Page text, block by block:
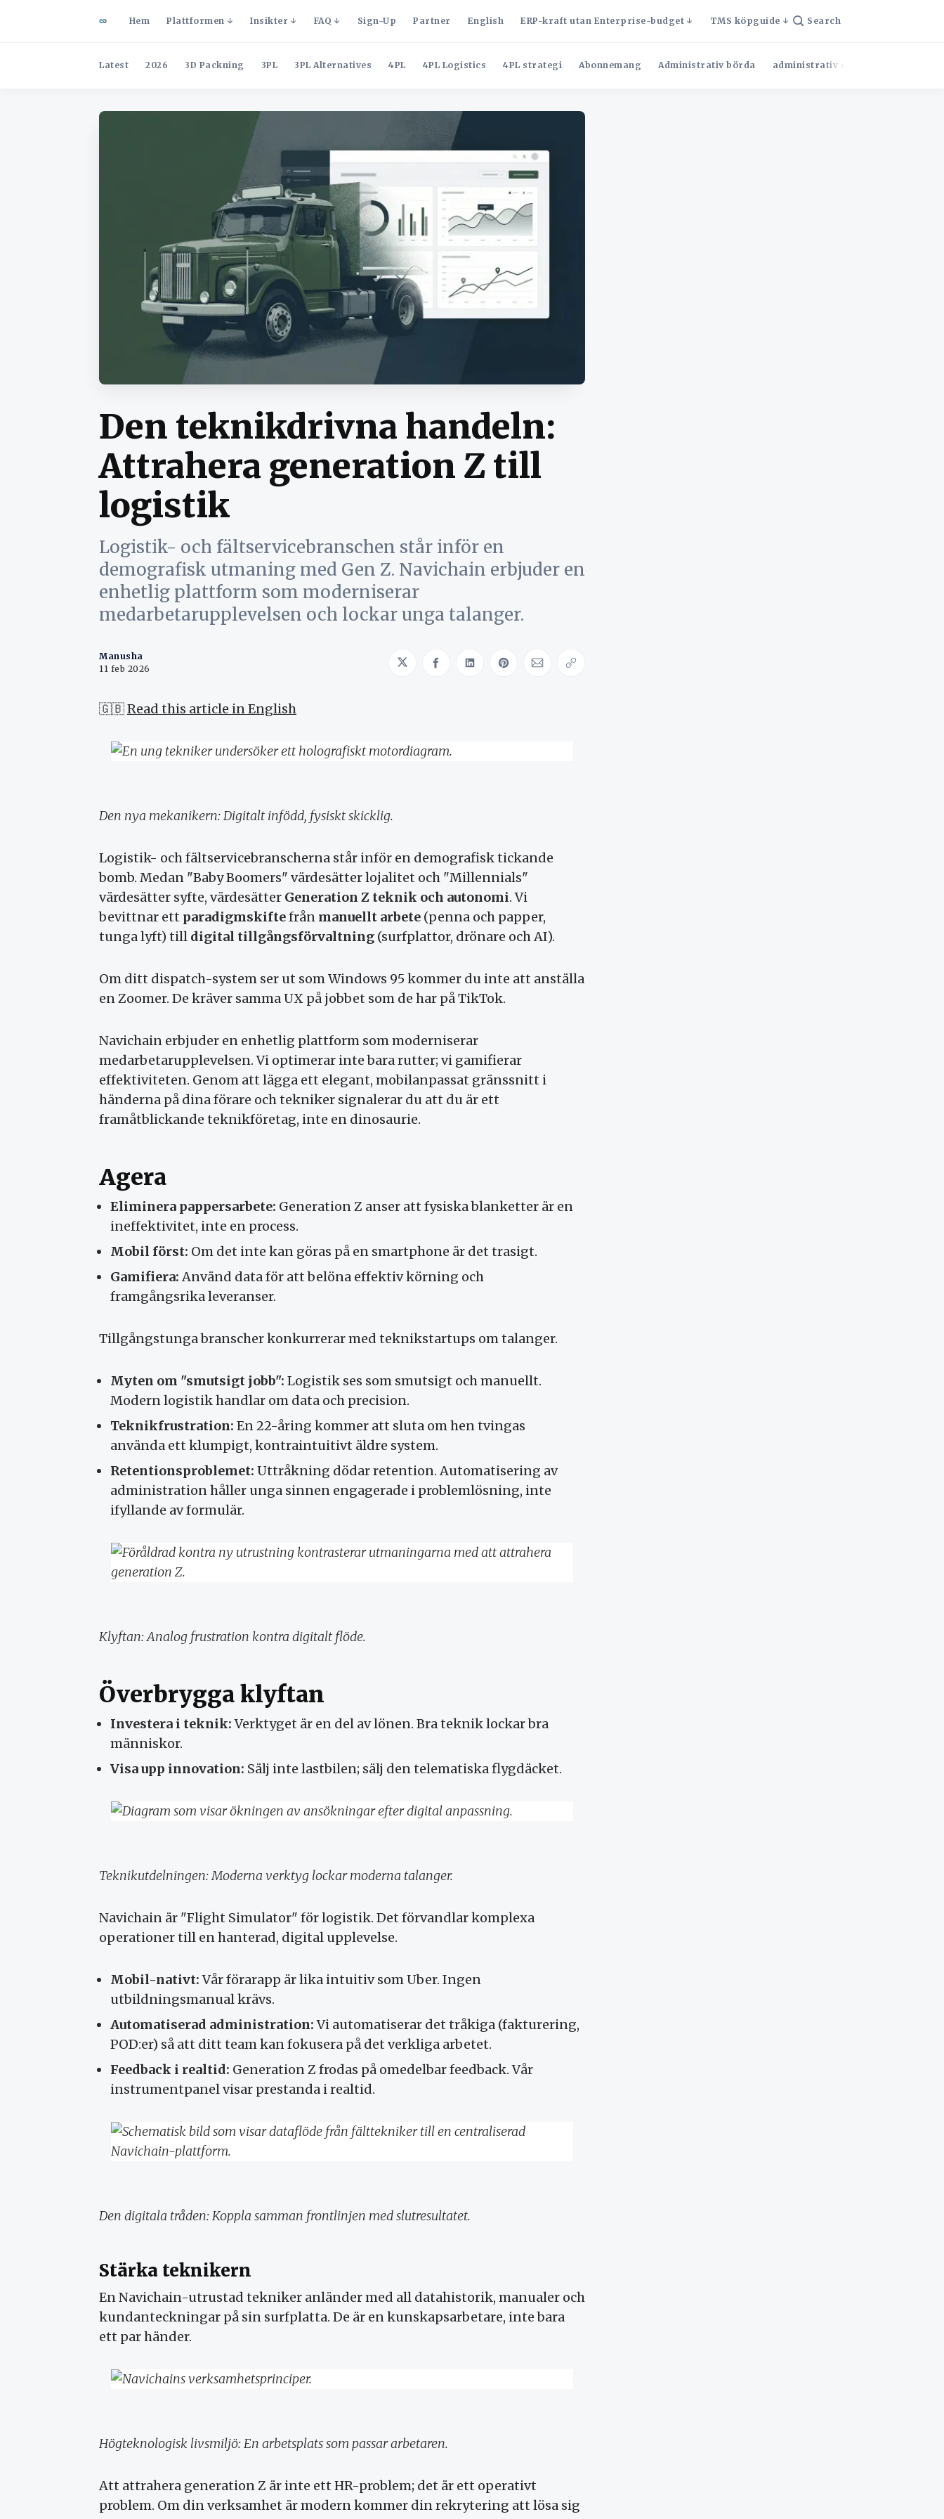
Hem Plattformen Insikter FAQ Sign-Up Partner English ERP-kraft utan Enterprise-budget TMS köpguide Search
Latest 2026 3D Packning 3PL 3PL Alternatives 4PL 4PL Logistics 4PL strategi Abonnemang Administrativ börda administrativ effektivitet
Den teknikdrivna handeln:
Attrahera generation Z till
logistik
Logistik- och fältservicebranschen står inför en
demografisk utmaning med Gen Z. Navichain erbjuder en
enhetlig plattform som moderniserar
medarbetarupplevelsen och lockar unga talanger.
Manusha
11 feb 2026
Share on Twitter
Share on Facebook
Share on LinkedIn
Share on Pinterest
Share via Email
Copy link
🇬🇧Read this article in English
Den nya mekanikern: Digitalt infödd, fysiskt skicklig.
Logistik- och fältservicebranscherna står inför en demografisk tickande
bomb. Medan "Baby Boomers" värdesätter lojalitet och "Millennials"
värdesätter syfte, värdesätter Generation Z teknik och autonomi. Vi
bevittnar ett paradigmskiftefrån manuellt arbete (penna och papper,
tunga lyft) till digital tillgångsförvaltning (surfplattor, drönare och AI).
Om ditt dispatch-system ser ut som Windows 95 kommer du inte att anställa
en Zoomer. De kräver samma UX på jobbet som de har på TikTok.
Navichain erbjuder en enhetlig plattform som moderniserar
medarbetarupplevelsen. Vi optimerar inte bara rutter; vi gamifierar
effektiviteten. Genom att lägga ett elegant, mobilanpassat gränssnitt i
händerna på dina förare och tekniker signalerar du att du är ett
framåtblickande teknikföretag, inte en dinosaurie.
Agera
Eliminera pappersarbete: Generation Z anser att fysiska blanketter är en
ineffektivitet, inte en process.
Mobil först: Om det inte kan göras på en smartphone är det trasigt.
Gamifiera:Använd data för att belöna effektiv körning och
framgångsrika leveranser.
Tillgångstunga branscher konkurrerar med teknikstartups om talanger.
Myten om "smutsigt jobb": Logistik ses som smutsigt och manuellt.
Modern logistik handlar om data och precision.
Teknikfrustration: En 22-åring kommer att sluta om hen tvingas
använda ett klumpigt, kontraintuitivt äldre system.
Retentionsproblemet: Uttråkning dödar retention. Automatisering av
administration håller unga sinnen engagerade i problemlösning, inte
ifyllande av formulär.
Klyftan: Analog frustration kontra digitalt flöde.
Överbrygga klyftan
Investera i teknik:Verktyget är en del av lönen. Bra teknik lockar bra
människor.
Visa upp innovation: Sälj inte lastbilen; sälj den telematiska flygdäcket.
Teknikutdelningen: Moderna verktyg lockar moderna talanger.
Navichain är "Flight Simulator" för logistik. Det förvandlar komplexa
operationer till en hanterad, digital upplevelse.
Mobil-nativt:Vår förarapp är lika intuitiv som Uber. Ingen
utbildningsmanual krävs.
Automatiserad administration:Vi automatiserar det tråkiga (fakturering,
POD:er) så att ditt team kan fokusera på det verkliga arbetet.
Feedback i realtid: Generation Z frodas på omedelbar feedback. Vår
instrumentpanel visar prestanda i realtid.
Den digitala tråden: Koppla samman frontlinjen med slutresultatet.
Stärka teknikern
En Navichain-utrustad tekniker anländer med all datahistorik, manualer och
kundanteckningar på sin surfplatta. De är en kunskapsarbetare, inte bara
ett par händer.
Högteknologisk livsmiljö: En arbetsplats som passar arbetaren.
Att attrahera generation Z är inte ett HR-problem; det är ett operativt
problem. Om din verksamhet är modern kommer din rekrytering att lösa sig